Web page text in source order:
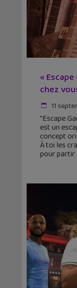
«
chez
11
"Escape
est un
concept
À toi les
pour partir